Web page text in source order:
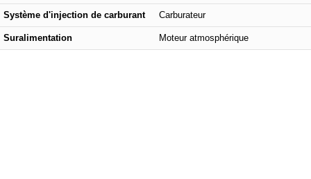
Système d'injection de carburant Carburateur
Suralimentation Moteur atmosphérique